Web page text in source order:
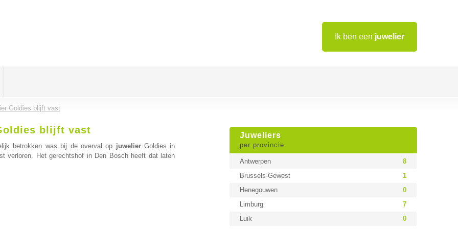
Ik ben een juwelier
Goldies blijft vast
Juweliers
per provincie
Antwerpen
8
Brussels-Gewest
1
Henegouwen
0
Limburg
7
Luik
0
blijft vast
betrokken was bij de overval op juwelierGoldies in
verloren. Het gerechtshof in Den Bosch heeft dat laten